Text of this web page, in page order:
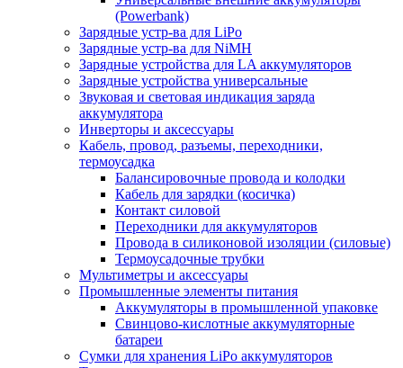
(Powerbank)
Зарядные устр-ва для LiPo
Зарядные устр-ва для NiMH
Зарядные устройства для LA аккумуляторов
Зарядные устройства универсальные
Звуковая и световая индикация заряда
аккумулятора
Инверторы и аксессуары
Кабель, провод, разъемы, переходники,
термоусадка
Балансировочные провода и колодки
Кабель для зарядки (косичка)
Контакт силовой
Переходники для аккумуляторов
Провода в силиконовой изоляции (силовые)
Термоусадочные трубки
Мультиметры и аксессуары
Промышленные элементы питания
Аккумуляторы в промышленной упаковке
Свинцово-кислотные аккумуляторные
батареи
Сумки для хранения LiPo аккумуляторов